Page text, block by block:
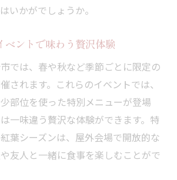
いかがでしょうか。
ベントで味わう贅沢体験
では、春や秋など季節ごとに限定の
されます。これらのイベントでは、
部位を使った特別メニューが登場
一味違う贅沢な体験ができます。特
葉シーズンは、屋外会場で開放的な
友人と一緒に食事を楽しむことがで